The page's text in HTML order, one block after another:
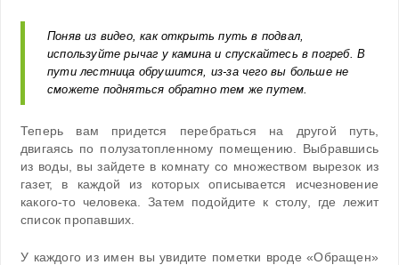
Поняв из видео, как открыть путь в подвал,
используйте рычаг у камина и спускайтесь в погреб. В
пути лестница обрушится, из-за чего вы больше не
сможете подняться обратно тем же путем.
Теперь вам придется перебраться на другой путь,
двигаясь по полузатопленному помещению. Выбравшись
из воды, вы зайдете в комнату со множеством вырезок из
газет, в каждой из которых описывается исчезновение
какого-то человека. Затем подойдите к столу, где лежит
список пропавших.
У каждого из имен вы увидите пометки вроде «Обращен»